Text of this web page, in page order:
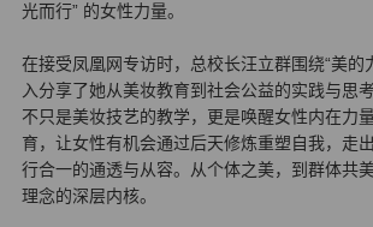
光而行” 的女性力量。
在接受凤凰网专访时，总校长汪立群围绕“美的
入分享了她从美妆教育到社会公益的实践与思
不只是美妆技艺的教学，更是唤醒女性内在力
育，让女性有机会通过后天修炼重塑自我，走
行合一的通透与从容。从个体之美，到群体共
理念的深层内核。